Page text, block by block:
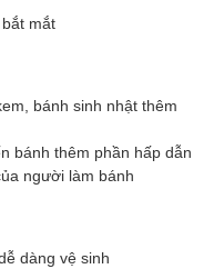
mắt
bánh sinh nhật thêm
bánh thêm phần hấp dẫn
người làm bánh
dàng vệ sinh